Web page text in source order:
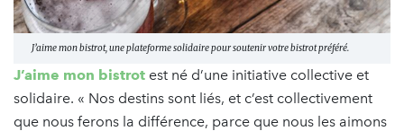
J’aime mon bistrot, une plateforme solidaire pour soutenir votre bistrot préféré.
J’aime mon bistrot est né d’une initiative collective et
solidaire. « Nos destins sont liés, et c’est collectivement
que nous ferons la différence, parce que nous les aimons